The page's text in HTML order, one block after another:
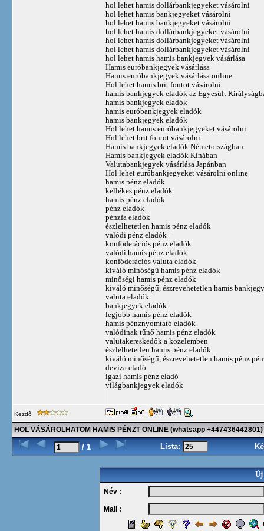
hol lehet hamis dollárbankjegyeket vásárolni
hol lehet hamis bankjegyeket vásárolni
hol lehet hamis bankjegyeket vásárolni
hol lehet hamis dollárbankjegyeket vásárolni
hol lehet hamis dollárbankjegyeket vásárolni
hol lehet hamis dollárbankjegyeket vásárolni
hol lehet hamis hamis bankjegyek vásárlása
Hamis euróbankjegyek vásárlása
Hamis euróbankjegyek vásárlása online
Hol lehet hamis brit fontot vásárolni
hamis bankjegyek eladók az Egyesült
hamis bankjegyek eladók
hamis euróbankjegyek eladók
hamis bankjegyek eladók
Hol lehet hamis euróbankjegyeket vásárolni
Hol lehet brit fontot vásárolni
Hamis bankjegyek eladók Németországban
Hamis bankjegyek eladók Kínában
Valutabankjegyek vásárlása Japánban
Hol lehet euróbankjegyeket vásárolni online
hamis pénz eladók
kellékes pénz eladók
hamis pénz eladók
pénz eladók
pénzfa eladók
észlelhetetlen hamis pénz eladók
valódi pénz eladók
konföderációs pénz eladók
valódi hamis pénz eladók
konföderációs valuta eladók
kiváló minőségű hamis pénz eladók
minőségi hamis pénz eladók
kiváló minőségű, észrevehetetlen hamis
valuta eladók
bankjegyek eladók
legjobb hamis pénz eladók
hamis pénznyomtató eladók
valódinak tűnő hamis pénz eladók
valutakereskedők a közelemben
észlelhetetlen hamis pénz eladók
kiváló minőségű, észrevehetetlen hamis pénz
deviza eladó
igazi hamis pénz eladó
világbankjegyek eladók
Kezdő
HOL VÁSÁROLHATOM HAMIS PÉNZT ONLINE (whatsapp +447436442801)
/ 1 Lista:
Új
Név :
Mail :